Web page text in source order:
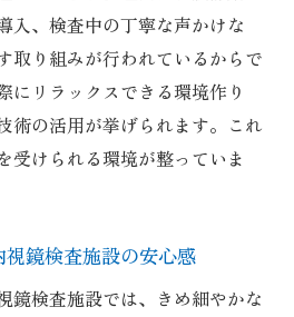
入、検査中の丁寧な声かけな
取り組みが行われているからで
にリラックスできる環境作り
術の活用が挙げられます。これ
受けられる環境が整っていま
鏡検査施設の安心感
鏡検査施設では、きめ細やかな